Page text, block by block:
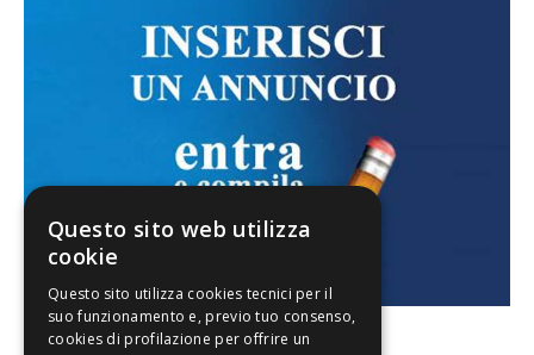
Questo sito web utilizza
cookie